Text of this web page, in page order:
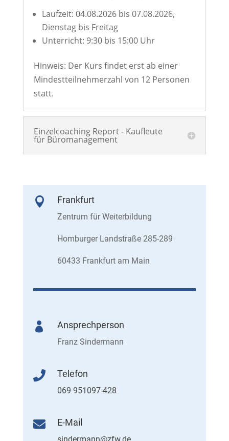
Laufzeit: 04.08.2026 bis 07.08.2026,
Dienstag bis Freitag
Unterricht: 9:30 bis 15:00 Uhr
Hinweis: Der Kurs findet erst ab einer
Mindestteilnehmerzahl von 12 Personen
statt.
Einzelcoaching Report - Kaufleute
für Büromanagement
 Frankfurt
Zentrum für Weiterbildung
Homburger Landstraße 285-289
60433 Frankfurt am Main
 Ansprechperson
Franz Sindermann
 Telefon
069 951097-428
 E-Mail